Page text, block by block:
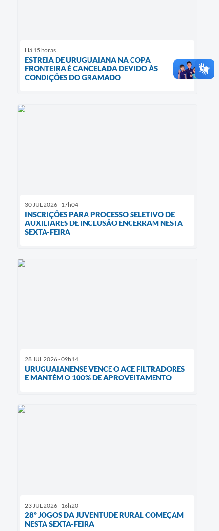
Há 15 horas
ESTREIA DE URUGUAIANA NA COPA
FRONTEIRA É CANCELADA DEVIDO ÀS
CONDIÇÕES DO GRAMADO
30 JUL 2026 - 17h04
INSCRIÇÕES PARA PROCESSO SELETIVO DE
AUXILIARES DE INCLUSÃO ENCERRAM NESTA
SEXTA-FEIRA
28 JUL 2026 - 09h14
URUGUAIANENSE VENCE O ACE FILTRADORES
E MANTÉM O 100% DE APROVEITAMENTO
23 JUL 2026 - 16h20
28º JOGOS DA JUVENTUDE RURAL COMEÇAM
NESTA SEXTA-FEIRA